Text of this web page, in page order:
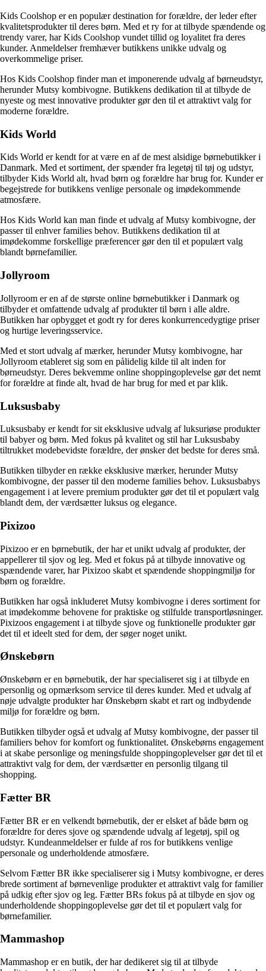
Kids Coolshop er en populær destination for forældre, der leder efter
kvalitetsprodukter til deres børn. Med et ry for at tilbyde spændende og
trendy varer, har Kids Coolshop vundet tillid og loyalitet fra deres
kunder. Anmeldelser fremhæver butikkens unikke udvalg og
overkommelige priser.
Hos Kids Coolshop finder man et imponerende udvalg af børneudstyr,
herunder Mutsy kombivogne. Butikkens dedikation til at tilbyde de
nyeste og mest innovative produkter gør den til et attraktivt valg for
moderne forældre.
Kids World
Kids World er kendt for at være en af de mest alsidige børnebutikker i
Danmark. Med et sortiment, der spænder fra legetøj til tøj og udstyr,
tilbyder Kids World alt, hvad børn og forældre har brug for. Kunder er
begejstrede for butikkens venlige personale og imødekommende
atmosfære.
Hos Kids World kan man finde et udvalg af Mutsy kombivogne, der
passer til enhver families behov. Butikkens dedikation til at
imødekomme forskellige præferencer gør den til et populært valg
blandt børnefamilier.
Jollyroom
Jollyroom er en af de største online børnebutikker i Danmark og
tilbyder et omfattende udvalg af produkter til børn i alle aldre.
Butikken har opbygget et godt ry for deres konkurrencedygtige priser
og hurtige leveringsservice.
Med et stort udvalg af mærker, herunder Mutsy kombivogne, har
Jollyroom etableret sig som en pålidelig kilde til alt inden for
børneudstyr. Deres bekvemme online shoppingoplevelse gør det nemt
for forældre at finde alt, hvad de har brug for med et par klik.
Luksusbaby
Luksusbaby er kendt for sit eksklusive udvalg af luksuriøse produkter
til babyer og børn. Med fokus på kvalitet og stil har Luksusbaby
tiltrukket modebevidste forældre, der ønsker det bedste for deres små.
Butikken tilbyder en række eksklusive mærker, herunder Mutsy
kombivogne, der passer til den moderne families behov. Luksusbabys
engagement i at levere premium produkter gør det til et populært valg
blandt dem, der værdsætter luksus og elegance.
Pixizoo
Pixizoo er en børnebutik, der har et unikt udvalg af produkter, der
appellerer til sjov og leg. Med et fokus på at tilbyde innovative og
spændende varer, har Pixizoo skabt et spændende shoppingmiljø for
børn og forældre.
Butikken har også inkluderet Mutsy kombivogne i deres sortiment for
at imødekomme behovene for praktiske og stilfulde transportløsninger.
Pixizoos engagement i at tilbyde sjove og funktionelle produkter gør
det til et ideelt sted for dem, der søger noget unikt.
Ønskebørn
Ønskebørn er en børnebutik, der har specialiseret sig i at tilbyde en
personlig og opmærksom service til deres kunder. Med et udvalg af
nøje udvalgte produkter har Ønskebørn skabt et rart og indbydende
miljø for forældre og børn.
Butikken tilbyder også et udvalg af Mutsy kombivogne, der passer til
familiers behov for komfort og funktionalitet. Ønskebørns engagement
i at skabe personlige og meningsfulde shoppingoplevelser gør det til et
attraktivt valg for dem, der værdsætter en personlig tilgang til
shopping.
Fætter BR
Fætter BR er en velkendt børnebutik, der er elsket af både børn og
forældre for deres sjove og spændende udvalg af legetøj, spil og
udstyr. Kundeanmeldelser er fulde af ros for butikkens venlige
personale og underholdende atmosfære.
Selvom Fætter BR ikke specialiserer sig i Mutsy kombivogne, er deres
brede sortiment af børnevenlige produkter et attraktivt valg for familier
på udkig efter sjov og leg. Fætter BRs fokus på at tilbyde en sjov og
underholdende shoppingoplevelse gør det til et populært valg for
børnefamilier.
Mammashop
Mammashop er en butik, der har dedikeret sig til at tilbyde